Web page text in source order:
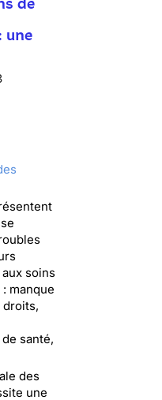
une
soins
manque
droits,
santé,
des
une